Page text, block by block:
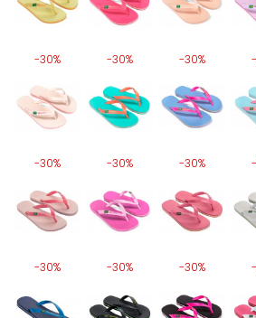
-30% -30% -30%
-30% -30% -30%
-30% -30% -30%